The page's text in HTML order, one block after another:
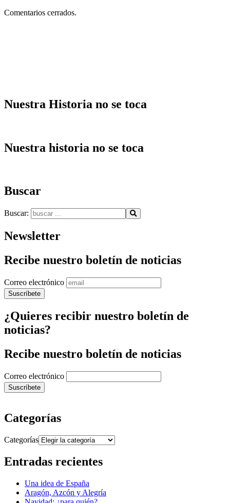
Comentarios cerrados.
Nuestra Historia no se toca
Nuestra historia no se toca
Buscar
Buscar:
Newsletter
Recibe nuestro boletín de noticias
Correo electrónico
¿Quieres recibir nuestro boletín de
noticias?
Recibe nuestro boletín de noticias
Correo electrónico
Categorías
Categorías
Entradas recientes
Una idea de España
Aragón, Azcón y Alegría